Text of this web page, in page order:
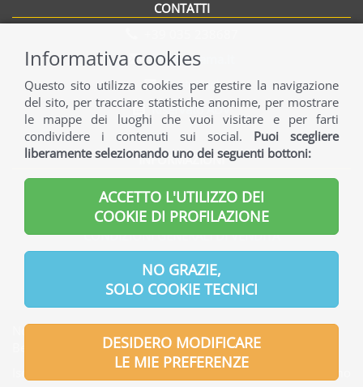
CONTATTI
info@norama.it
Contattaci
Riservato ADV
INFORMAZIONI
INFORMAZIONI UTILI
CONDIZIONI GENERALI DI VENDITA
INFORMATIVA PRIVACY
Norama S.r.l. | Indirizzo Sede legale: Via Verdi, 7 - 24121
Iscritta presso l'Ufficio del Registro delle Imprese di Bergamo
Informativa cookies
Questo sito utilizza cookies per gestire la navigazione
del sito, per tracciare statistiche anonime, per mostrare
le mappe dei luoghi che vuoi visitare e per farti
condividere i contenuti sui social. Puoi scegliere
liberamente selezionando uno dei seguenti bottoni:
ACCETTO L'UTILIZZO DEI
COOKIE DI PROFILAZIONE
NO GRAZIE,
SOLO COOKIE TECNICI
DESIDERO MODIFICARE
LE MIE PREFERENZE